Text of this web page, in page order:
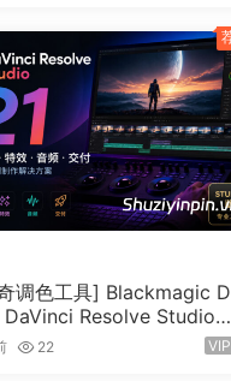
、Avid DNxHR®
，这些插件均带有自定义
出人声
调色工具] Blackmagic D
Resolve Studio 2
5 x64-R2R [WiN]
22 VIP